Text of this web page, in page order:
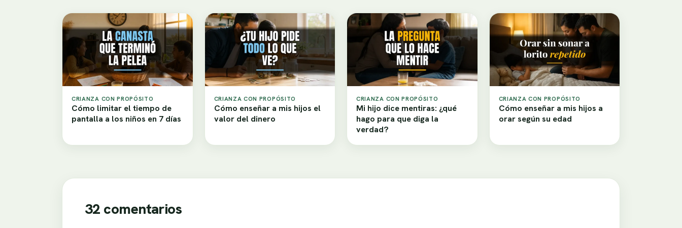
CRIANZA CON PROPÓSITO
Cómo limitar el tiempo de
pantalla a los niños en 7 días
CRIANZA CON PROPÓSITO
Cómo enseñar a mis hijos el
valor del dinero
CRIANZA CON PROPÓSITO
Mi hijo dice mentiras: ¿qué
hago para que diga la
verdad?
CRIANZA CON PROPÓSITO
Cómo enseñar a mis hijos a
orar según su edad
32 comentarios